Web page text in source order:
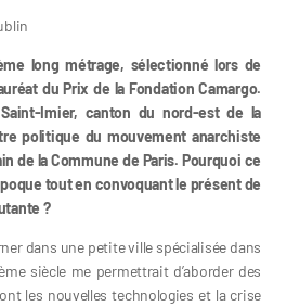
long métrage, sélectionné lors de
du Prix de la Fondation Camargo.
Imier, canton du nord-est de la
politique du mouvement anarchiste
de la Commune de Paris. Pourquoi ce
tout en convoquant le présent de
?
dans une petite ville spécialisée dans
siècle me permettrait d’aborder des
les nouvelles technologies et la crise